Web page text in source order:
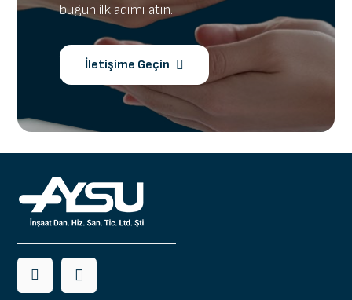
bugün ilk adımı atın.
İletişime Geçin